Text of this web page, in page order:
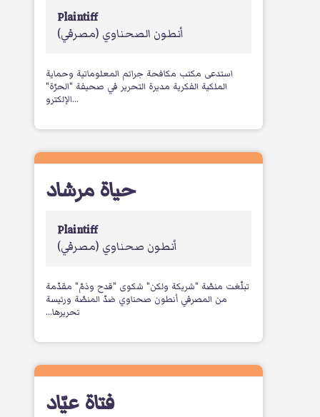
Plaintiff
أنطون الصحناوي (مصرفي)
استدعى مكتب مكافحة جرائم المعلوماتية وحماية
الملكية الفكرية مديرة التحرير في صحيفة "الحرّة"
الإلكترو...
حياة مرشاد
Plaintiff
‫أنطون صحناوي (مصرفي)
تبلّغت منصّة "شريكة ولكن" شكوى "قدح وذمّ" مقدّمة
من المصرفي ‫أنطون صحناوي ضدّ المنصّة ورئيسة
تحريرها...
فتاة عيّاد